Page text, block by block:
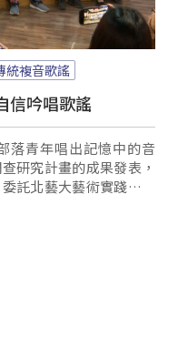
統複音歌謠
信吟唱歌謠
落青年唱出記憶中的音
研究計畫的成果發表，
託北藝大藝術實踐推廣
位保存，搶救電光部落
大聲吟唱，耆老感到相